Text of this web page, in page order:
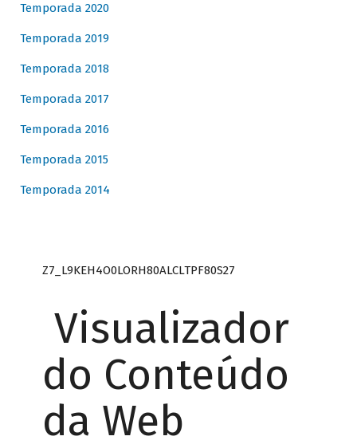
Temporada 2020
Temporada 2019
Temporada 2018
Temporada 2017
Temporada 2016
Temporada 2015
Temporada 2014
Z7_L9KEH4O0LORH80ALCLTPF80S27
Visualizador
do Conteúdo
da Web